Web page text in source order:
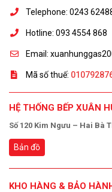
Telephone: 0243
Hotline: 093 4554 868
Email:
Mã số thuế:
HỆ THỐNG BẾP XUÂN
Số 120 Kim Ngưu – Hai Bà
Bản đồ
KHO HÀNG & BẢO